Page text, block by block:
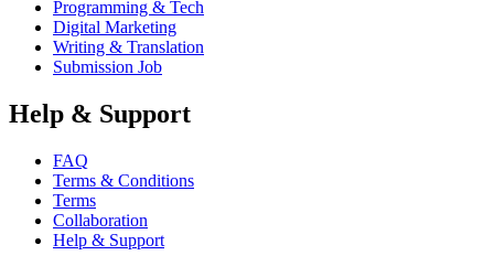
Programming & Tech
Digital Marketing
Writing & Translation
Submission Job
Help & Support
FAQ
Terms & Conditions
Terms
Collaboration
Help & Support